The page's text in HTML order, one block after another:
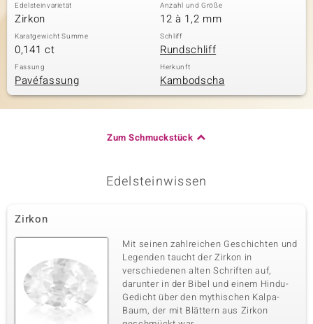
Edelsteinvarietät
Zirkon
Anzahl und Größe
12 à 1,2 mm
Karatgewicht Summe
0,141 ct
Schliff
Rundschliff
Fassung
Pavéfassung
Herkunft
Kambodscha
Zum Schmuckstück
Edelsteinwissen
Zirkon
Mit seinen zahlreichen Geschichten und
Legenden taucht der Zirkon in
verschiedenen alten Schriften auf,
darunter in der Bibel und einem Hindu-
Gedicht über den mythischen Kalpa-
Baum, der mit Blättern aus Zirkon